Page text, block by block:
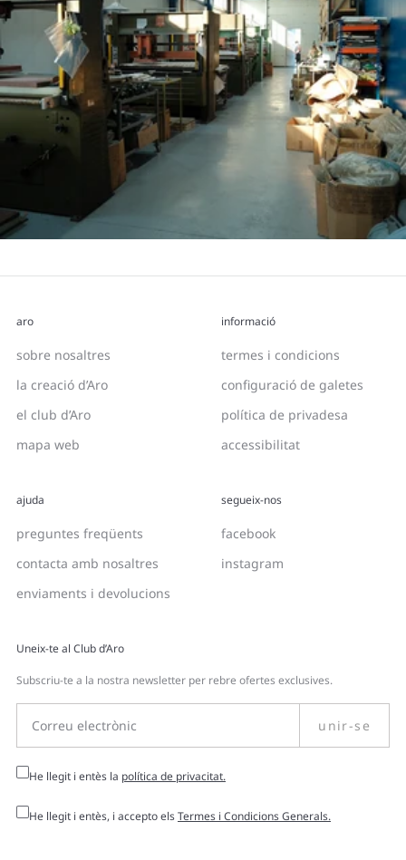
aro
sobre nosaltres
la creació d’Aro
el club d’Aro
mapa web
informació
termes i condicions
configuració de galetes
política de privadesa
accessibilitat
ajuda
preguntes freqüents
contacta amb nosaltres
enviaments i devolucions
segueix-nos
facebook
instagram
Uneix-te al Club d’Aro
Subscriu-te a la nostra newsletter per rebre ofertes exclusives.
unir-se
He llegit i entès la política de privacitat.
He llegit i entès, i accepto elsTermes i Condicions Generals.